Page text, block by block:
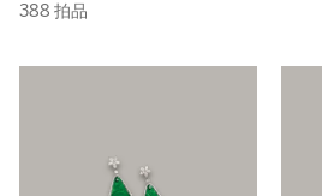
388 拍品